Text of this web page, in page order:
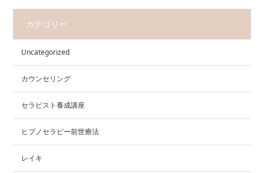
カテゴリー
Uncategorized
カウンセリング
セラピスト養成講座
ヒプノセラピー前世療法
レイキ